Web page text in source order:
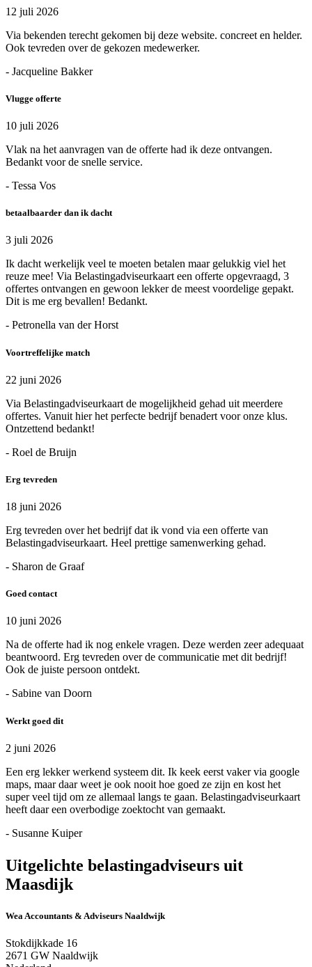
12 juli 2026
Via bekenden terecht gekomen bij deze website. concreet en helder.
Ook tevreden over de gekozen medewerker.
- Jacqueline Bakker
Vlugge offerte
10 juli 2026
Vlak na het aanvragen van de offerte had ik deze ontvangen.
Bedankt voor de snelle service.
- Tessa Vos
betaalbaarder dan ik dacht
3 juli 2026
Ik dacht werkelijk veel te moeten betalen maar gelukkig viel het
reuze mee! Via Belastingadviseurkaart een offerte opgevraagd, 3
offertes ontvangen en gewoon lekker de meest voordelige gepakt.
Dit is me erg bevallen! Bedankt.
- Petronella van der Horst
Voortreffelijke match
22 juni 2026
Via Belastingadviseurkaart de mogelijkheid gehad uit meerdere
offertes. Vanuit hier het perfecte bedrijf benadert voor onze klus.
Ontzettend bedankt!
- Roel de Bruijn
Erg tevreden
18 juni 2026
Erg tevreden over het bedrijf dat ik vond via een offerte van
Belastingadviseurkaart. Heel prettige samenwerking gehad.
- Sharon de Graaf
Goed contact
10 juni 2026
Na de offerte had ik nog enkele vragen. Deze werden zeer adequaat
beantwoord. Erg tevreden over de communicatie met dit bedrijf!
Ook de juiste persoon ontdekt.
- Sabine van Doorn
Werkt goed dit
2 juni 2026
Een erg lekker werkend systeem dit. Ik keek eerst vaker via google
maps, maar daar weet je ook nooit hoe goed ze zijn en kost het
super veel tijd om ze allemaal langs te gaan. Belastingadviseurkaart
heeft daar een overbodige zoektocht van gemaakt.
- Susanne Kuiper
Uitgelichte belastingadviseurs uit
Maasdijk
Wea Accountants & Adviseurs Naaldwijk
Stokdijkkade 16
2671 GW Naaldwijk